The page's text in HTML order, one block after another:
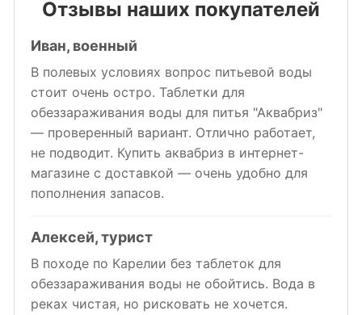
Отзывы наших покупателей
Иван, военный
В полевых условиях вопрос питьевой воды
стоит очень остро. Таблетки для
обеззараживания воды для питья "Аквабриз"
— проверенный вариант. Отлично работает,
не подводит. Купить аквабриз в интернет-
магазине с доставкой — очень удобно для
пополнения запасов.
Алексей, турист
В походе по Карелии без таблеток для
обеззараживания воды не обойтись. Вода в
реках чистая, но рисковать не хочется.